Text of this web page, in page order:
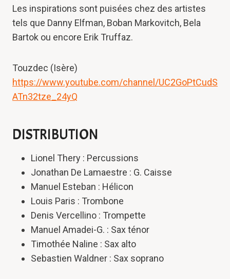
Les inspirations sont puisées chez des artistes
tels que Danny Elfman, Boban Markovitch, Bela
Bartok ou encore Erik Truffaz.
Touzdec (Isère)
https://www.youtube.com/channel/UC2GoPtCudS
ATn32tze_24yQ
DISTRIBUTION
Lionel Thery : Percussions
Jonathan De Lamaestre : G. Caisse
Manuel Esteban : Hélicon
Louis Paris : Trombone
Denis Vercellino : Trompette
Manuel Amadei-G. : Sax ténor
Timothée Naline : Sax alto
Sebastien Waldner : Sax soprano